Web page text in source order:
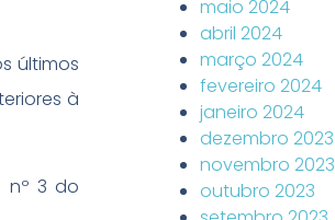
últimos
à
nº 3 do
maio 2024
abril 2024
março 2024
fevereiro 2024
janeiro 2024
dezembro 2023
novembro 2023
outubro 2023